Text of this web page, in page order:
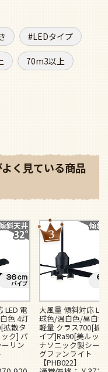
LEDタイプ
70m3以上
く見ている商品
LED 電
色 4灯
拡散タ
ク] パ
リン
大風量 傾斜対応
球色/温白色/昼白色
軽量 クラス700[拡
イプ]Ra90[美ルッ
ナソニック製シー
グファンライト
【PHB022】